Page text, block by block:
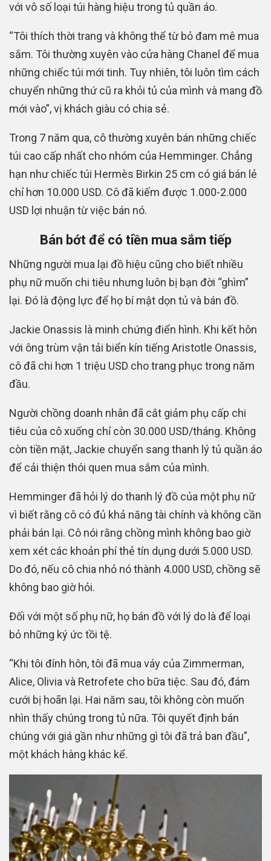
với vô số loại túi hàng hiệu trong tủ quần áo.
“Tôi thích thời trang và không thể từ bỏ đam mê mua
sắm. Tôi thường xuyên vào cửa hàng Chanel để mua
những chiếc túi mới tinh. Tuy nhiên, tôi luôn tìm cách
chuyển những thứ cũ ra khỏi tủ của mình và mang đồ
mới vào”, vị khách giàu có chia sẻ.
Trong 7 năm qua, cô thường xuyên bán những chiếc
túi cao cấp nhất cho nhóm của Hemminger. Chẳng
hạn như chiếc túi Hermès Birkin 25 cm có giá bán lẻ
chỉ hơn 10.000 USD. Cô đã kiếm được 1.000-2.000
USD lợi nhuận từ việc bán nó.
Bán bớt để có tiền mua sắm tiếp
Những người mua lại đồ hiệu cũng cho biết nhiều
phụ nữ muốn chi tiêu nhưng luôn bị bạn đời “ghìm”
lại. Đó là động lực để họ bí mật dọn tủ và bán đồ.
Jackie Onassis là minh chứng điển hình. Khi kết hôn
với ông trùm vận tải biển kín tiếng Aristotle Onassis,
cô đã chi hơn 1 triệu USD cho trang phục trong năm
đầu.
Người chồng doanh nhân đã cắt giảm phụ cấp chi
tiêu của cô xuống chỉ còn 30.000 USD/tháng. Không
còn tiền mặt, Jackie chuyển sang thanh lý tủ quần áo
để cải thiện thói quen mua sắm của mình.
Hemminger đã hỏi lý do thanh lý đồ của một phụ nữ
vì biết rằng cô có đủ khả năng tài chính và không cần
phải bán lại. Cô nói rằng chồng mình không bao giờ
xem xét các khoản phí thẻ tín dụng dưới 5.000 USD.
Do đó, nếu cô chia nhỏ nó thành 4.000 USD, chồng sẽ
không bao giờ hỏi.
Đối với một số phụ nữ, họ bán đồ với lý do là để loại
bỏ những ký ức tồi tệ.
“Khi tôi đính hôn, tôi đã mua váy của Zimmerman,
Alice, Olivia và Retrofete cho bữa tiệc. Sau đó, đám
cưới bị hoãn lại. Hai năm sau, tôi không còn muốn
nhìn thấy chúng trong tủ nữa. Tôi quyết định bán
chúng với giá gần như những gì tôi đã trả ban đầu”,
một khách hàng khác kể.